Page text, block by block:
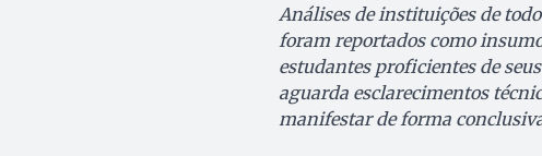
Análises de instituições de
foram reportados como
estudantes proficientes de
aguarda esclarecimentos
manifestar de forma